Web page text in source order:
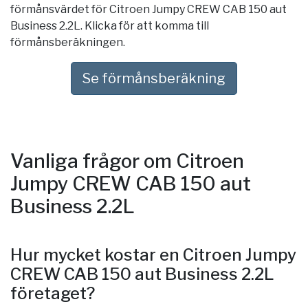
förmånsvärdet för Citroen Jumpy CREW CAB 150 aut
Business 2.2L. Klicka för att komma till
förmånsberäkningen.
Se förmånsberäkning
Vanliga frågor om Citroen
Jumpy CREW CAB 150 aut
Business 2.2L
Hur mycket kostar en Citroen Jumpy
CREW CAB 150 aut Business 2.2L
företaget?